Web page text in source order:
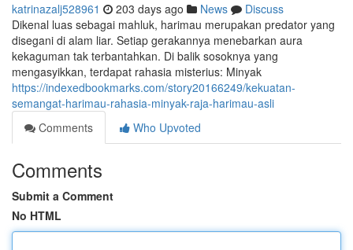
katrinazalj528961 203 days ago News
Discuss
Dikenal luas sebagai mahluk, harimau merupakan predator yang
disegani di alam liar. Setiap gerakannya menebarkan aura
kekaguman tak terbantahkan. Di balik sosoknya yang
mengasyikkan, terdapat rahasia misterius: Minyak
https://indexedbookmarks.com/story20166249/kekuatan-
semangat-harimau-rahasia-minyak-raja-harimau-asli
Comments
Who Upvoted
Comments
Submit a Comment
No HTML